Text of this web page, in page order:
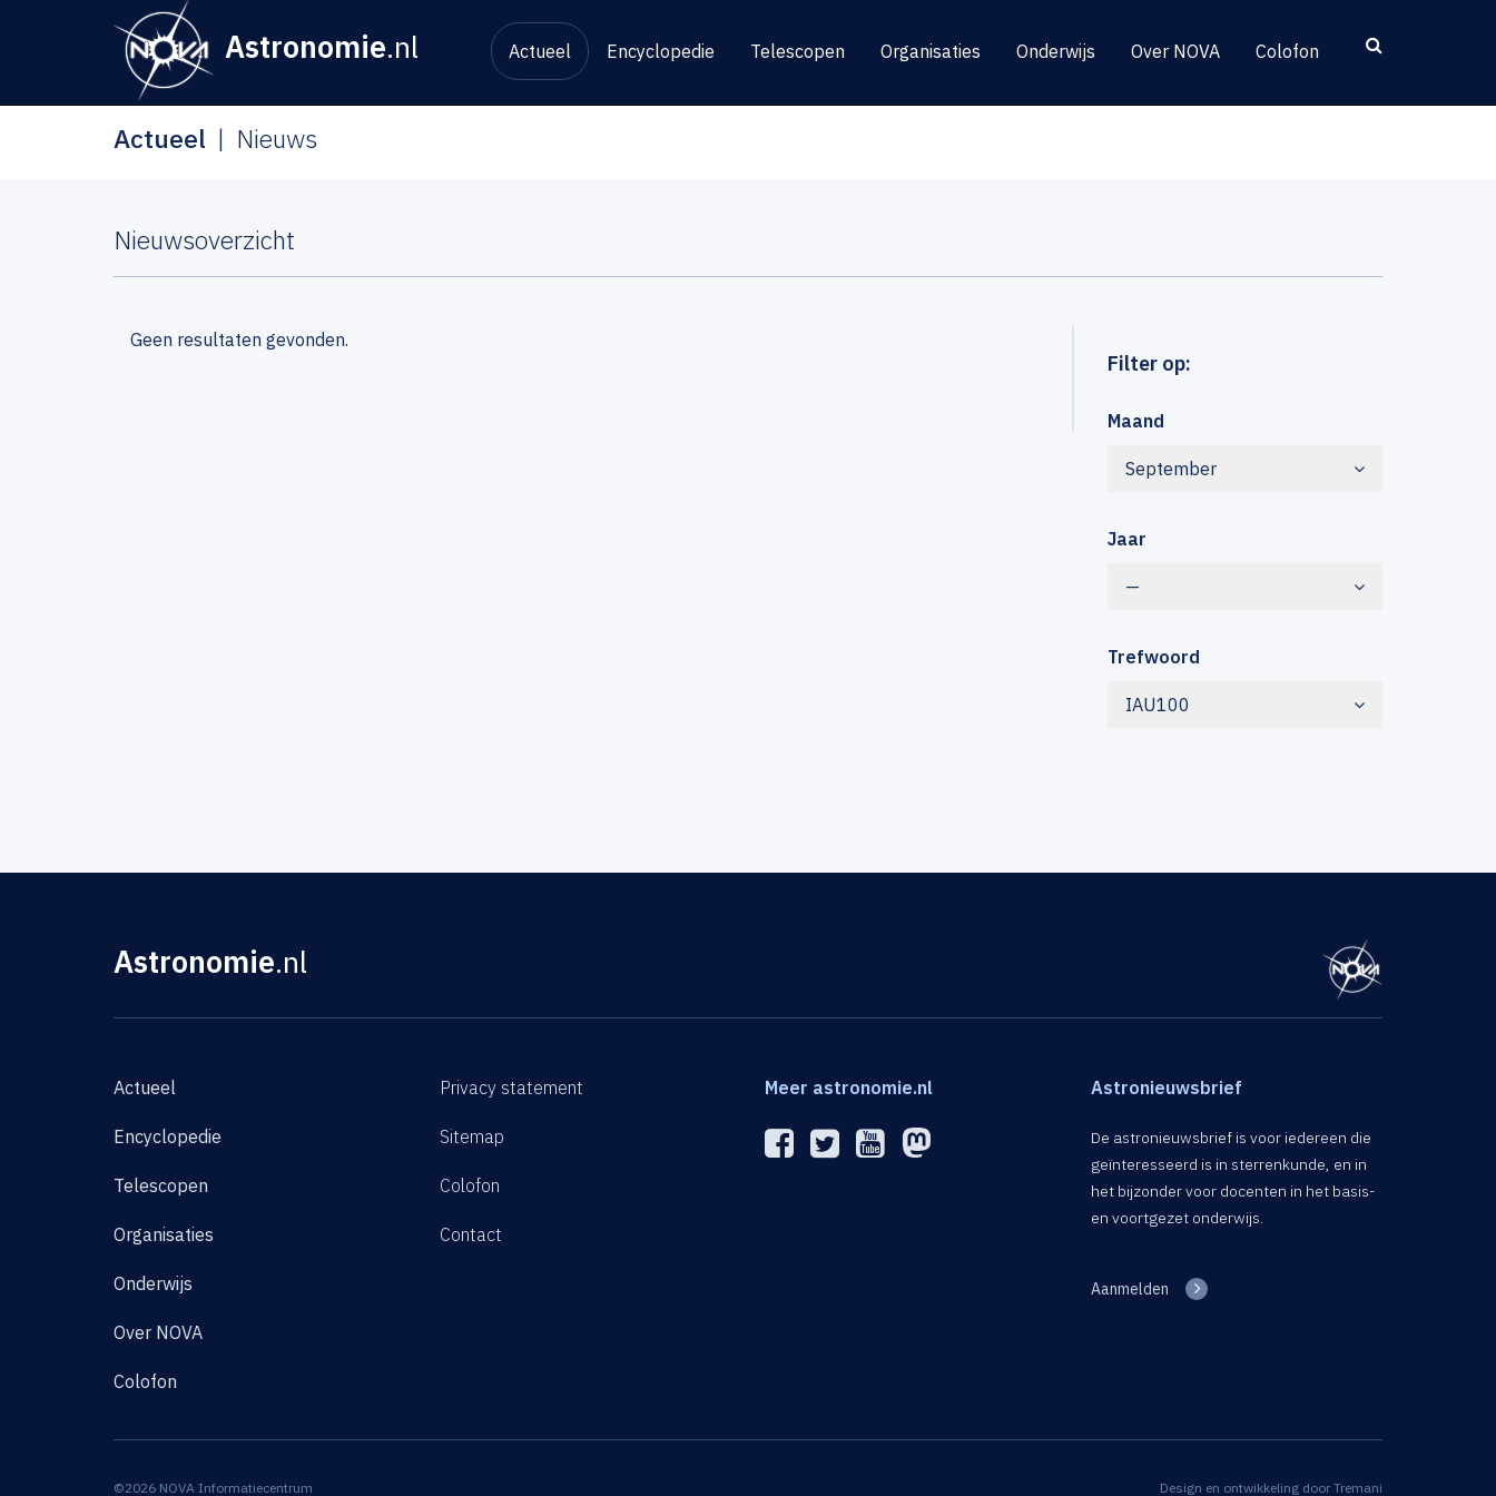
Astronomie.nl Actueel Encyclopedie Telescopen Organisaties Onderwijs Over NOVA Colofon
Actueel Nieuws
Nieuwsoverzicht
Filter op:
Maand
September
Jaar
—
Trefwoord
IAU100
Geen resultaten gevonden.
Astronomie.nl
Actueel
Encyclopedie
Telescopen
Organisaties
Onderwijs
Over NOVA
Colofon
Privacy statement
Sitemap
Colofon
Contact
Meer astronomie.nl Astronieuwsbrief
De astronieuwsbrief is voor iedereen die
geïnteresseerd is in sterrenkunde, en in
het bijzonder voor docenten in het basis-
en voortgezet onderwijs.
Aanmelden
©2026 NOVA Informatiecentrum Design en ontwikkeling door Tremani